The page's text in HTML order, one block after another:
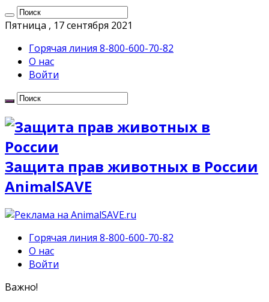
Пятница , 17 сентября 2021
Горячая линия 8-800-600-70-82
О нас
Войти
Защита прав животных в России
AnimalSAVE
Горячая линия 8-800-600-70-82
О нас
Войти
Важно!